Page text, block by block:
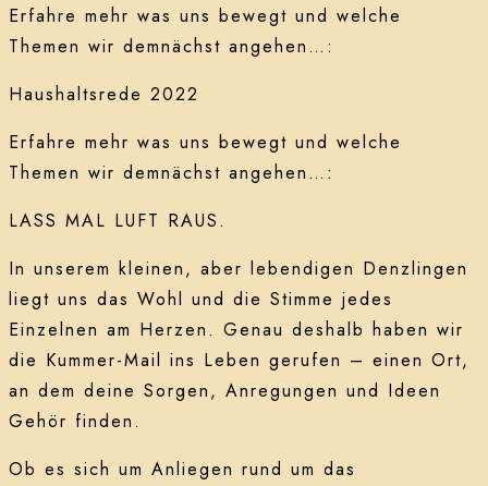
Erfahre mehr was uns bewegt und welche
Themen wir demnächst angehen…:
Haushaltsrede 2022
Erfahre mehr was uns bewegt und welche
Themen wir demnächst angehen…:
LASS MAL LUFT RAUS.
In unserem kleinen, aber lebendigen Denzlingen
liegt uns das Wohl und die Stimme jedes
Einzelnen am Herzen. Genau deshalb haben wir
die Kummer-Mail ins Leben gerufen – einen Ort,
an dem deine Sorgen, Anregungen und Ideen
Gehör finden.
Ob es sich um Anliegen rund um das